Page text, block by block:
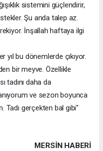
sistemini güçlendirir,
Şu anda talep az.
İnşallah haftaya ilgi
yıl bu dönemlerde çıkıyor.
bir meyve. Özellikle
tadını daha da
ve sezon boyunca
Tadı gerçekten bal gibi"
MERSIN HABERİ